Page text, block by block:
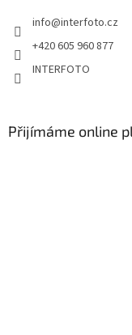
info@interfoto.cz
+420 605 960 877
INTERFOTO
Přijímáme online